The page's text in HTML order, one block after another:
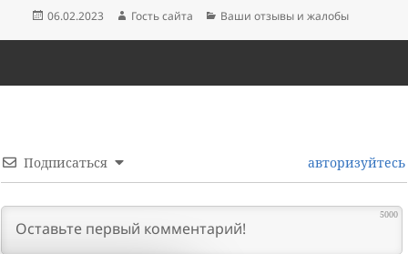
Опубликовано
06.02.2023 Автор
Гость сайта Рубрики
Ваши отзывы и жалобы
Подписаться авторизуйтесь
5000